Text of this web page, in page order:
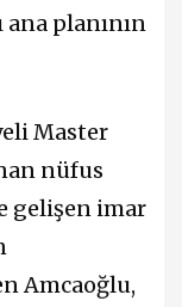
planının
Master
nüfus
gelişen imar
Amcaoğlu,